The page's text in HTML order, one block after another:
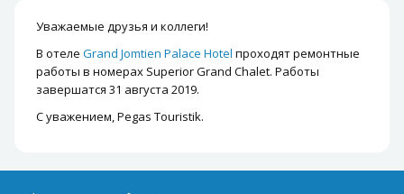
Уважаемые друзья и коллеги!
В отеле Grand Jomtien Palace Hotel проходят ремонтные
работы в номерах Superior Grand Chalet. Работы
завершатся 31 августа 2019.
С уважением, Pegas Touristik.